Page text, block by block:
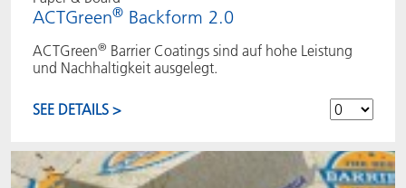
ACTGreen® Backform 2.0
ACTGreen® Barrier Coatings sind auf hohe Leistung
und Nachhaltigkeit ausgelegt.
SEE DETAILS >